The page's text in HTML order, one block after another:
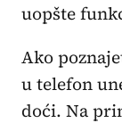
uopšte
Ako
u telefon
doći. Na